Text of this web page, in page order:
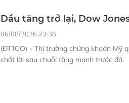
Dầu tăng trở lại, Dow
06/08/2026 23:36
(ĐTTCO) - Thị trường chứng khoán Mỹ
chốt lời sau chuỗi tăng mạnh trước đó.